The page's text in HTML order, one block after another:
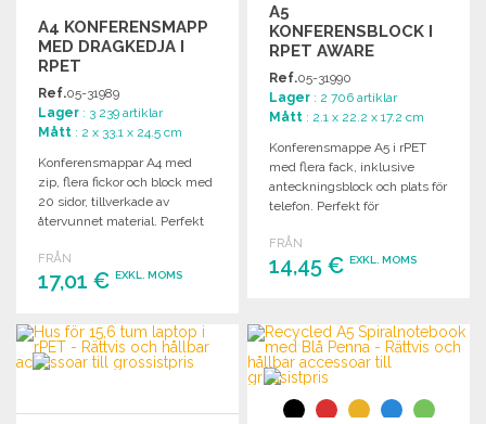
A4 KONFERENSMAPP
MED DRAGKEDJA I
RPET
Ref.05-31989
Lager : 3 239 artiklar
Mått : 2 x 33.1 x 24.5 cm
Konferensmappar A4 med
zip, flera fickor och block med
20 sidor, tillverkade av
återvunnet material. Perfekt
FRÅN
17,01 € EXKL. MOMS
BESTÄLL
Begär offert
A5
KONFERENSBLOCK I
RPET AWARE
Ref.05-31990
Lager : 2 706 artiklar
Mått : 2.1 x 22.2 x 17.2 cm
Konferensmappe A5 i rPET
med flera fack, inklusive
anteckningsblock och plats för
telefon. Perfekt för
FRÅN
14,45 €EXKL. MOMS
Begär offert